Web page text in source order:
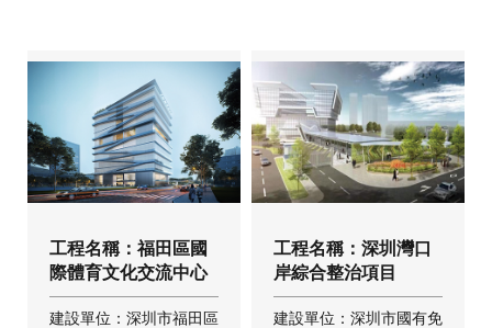
工程名稱：福田區國
際體育文化交流中心
建設單位：深圳市福田區
工程名稱：深圳灣口
岸綜合整治項目
建設單位：深圳市國有免